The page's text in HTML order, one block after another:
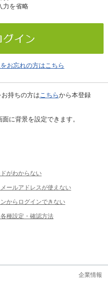
力を省略
お忘れの方はこちら
持ちの方はこちらから本登録
に背景を設定できます。
がわからない
ールアドレスが使えない
からログインできない
種設定・確認方法
企業情報